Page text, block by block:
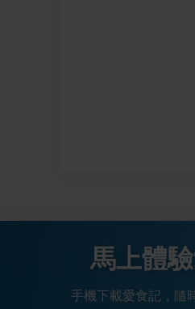
馬上體
手機下載愛食記，隨